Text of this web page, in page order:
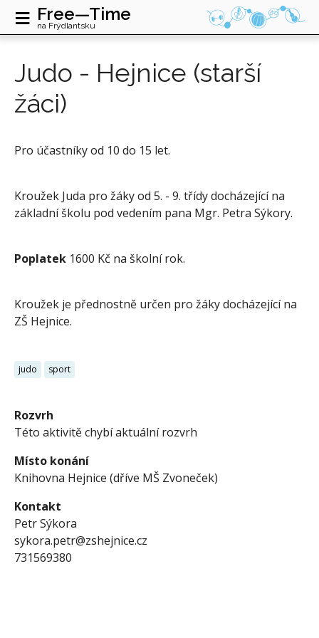
≡ Free—Time
na Frýdlantsku
Judo - Hejnice (starší
žáci)
Pro účastníky od 10 do 15 let.
Kroužek Juda pro žáky od 5. - 9. třídy docházející na
základní školu pod vedením pana Mgr. Petra Sýkory.
Poplatek 1600 Kč na školní rok.
Kroužek je přednostně určen pro žáky docházející na
ZŠ Hejnice.
judo sport
Rozvrh
Této aktivitě chybí aktuální rozvrh
Místo konání
Knihovna Hejnice (dříve MŠ Zvoneček)
Kontakt
Petr Sýkora
sykora.petr@zshejnice.cz
731569380